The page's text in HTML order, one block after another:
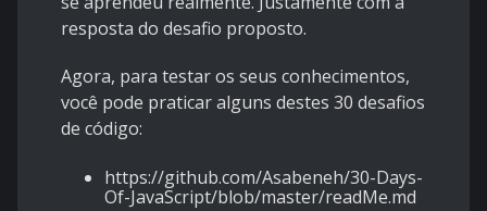
resposta do desafio proposto.
Agora, para testar os seus conhecimentos,
você pode praticar alguns destes 30 desafios
de código:
https://github.com/Asabeneh/30-Days-
Of-JavaScript/blob/master/readMe.md